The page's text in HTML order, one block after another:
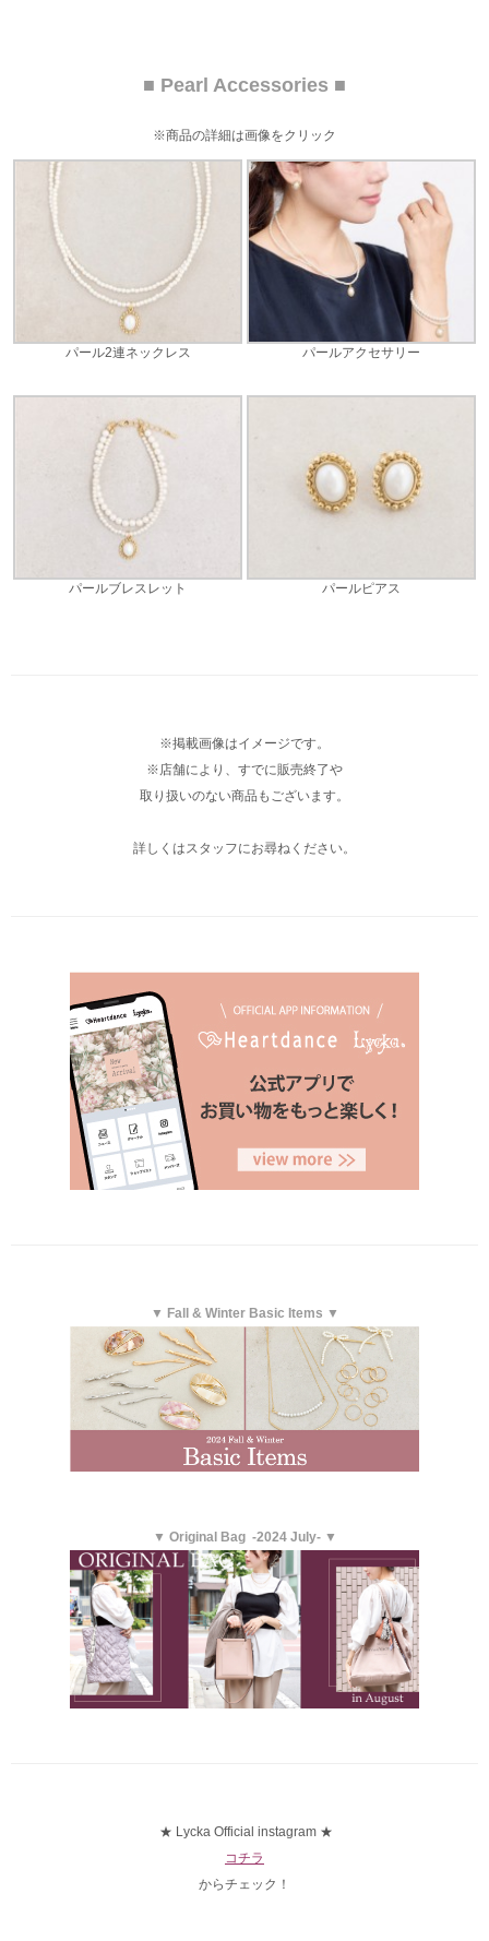
■ Pearl Accessories ■
※商品の詳細は画像をクリック
パール2連ネックレス パールアクセサリー
パールブレスレット パールピアス
※掲載画像はイメージです。
※店舗により、すでに販売終了や
取り扱いのない商品もございます。
詳しくはスタッフにお尋ねください。
▼ Fall & Winter Basic Items ▼
▼ Original Bag -2024 July- ▼
★ Lycka Official instagram ★
コチラ
からチェック！